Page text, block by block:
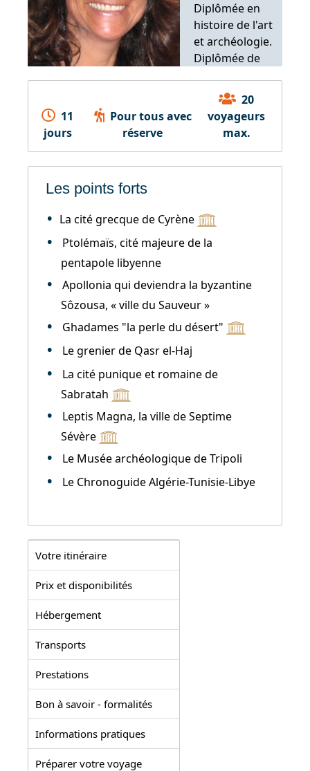
Diplômée en
histoire de l'art
et archéologie.
Diplômée de
archéologique
française de
Jérusalem.
11
jours
Pour tous avec
réserve
20
voyageurs
max.
Les points forts
La cité grecque de Cyrène
Ptolémaïs, cité majeure de la
pentapole libyenne
Apollonia qui deviendra la byzantine
Sôzousa, « ville du Sauveur »
Ghadames "la perle du désert"
Le grenier de Qasr el-Haj
La cité punique et romaine de
Sabratah
Leptis Magna, la ville de Septime
Sévère
Le Musée archéologique de Tripoli
Le Chronoguide Algérie-Tunisie-Libye
Votre itinéraire
Prix et disponibilités
Hébergement
Transports
Prestations
Bon à savoir - formalités
Informations pratiques
Préparer votre voyage